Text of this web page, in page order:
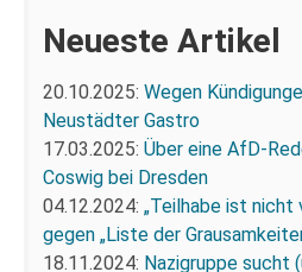
Neueste Artikel
20.10.2025: Wegen
Neustädter Gastro
17.03.2025: Über eine AfD-
Coswig bei Dresden
04.12.2024: „Teilhabe ist nicht
gegen „Liste der
18.11.2024: Nazigruppe sucht